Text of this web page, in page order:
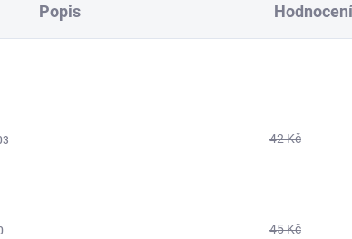
Popis Hodnocení
42 Kč
45 Kč